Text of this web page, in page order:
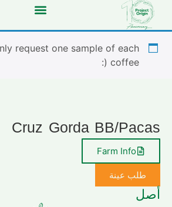
request one sample of each
coffee (:
Cruz Gorda BB/Pacas
Farm Info
طلب عينة
أصل